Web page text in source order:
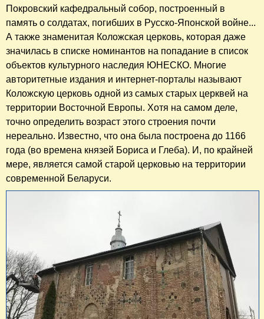
Покровский кафедральный собор, построенный в
память о солдатах, погибших в Русско-Японской войне...
А также знаменитая Коложская церковь, которая даже
значилась в списке номинантов на попадание в список
объектов культурного наследия ЮНЕСКО. Многие
авторитетные издания и интернет-порталы называют
Коложскую церковь одной из самых старых церквей на
территории Восточной Европы. Хотя на самом деле,
точно определить возраст этого строения почти
нереально. Известно, что она была построена до 1166
года (во времена князей Бориса и Глеба). И, по крайней
мере, является самой старой церковью на территории
современной Беларуси.